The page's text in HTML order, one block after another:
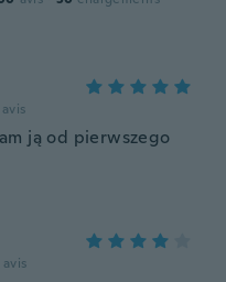
avis
ją od pierwszego
avis